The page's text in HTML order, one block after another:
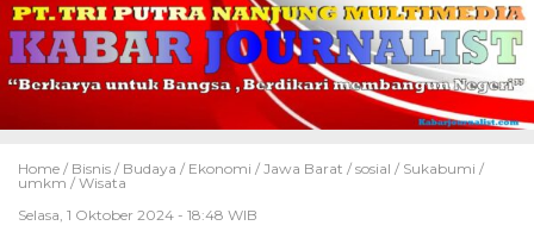
Home / Bisnis / Budaya / Ekonomi / Jawa Barat / sosial / Sukabumi /
umkm / Wisata
Selasa, 1 Oktober 2024 - 18:48 WIB